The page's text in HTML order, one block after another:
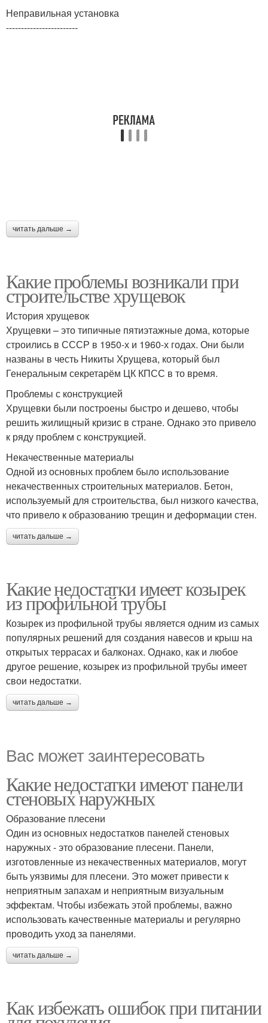
Неправильная установка
------------------------
читать дальше →
Какие проблемы возникали при
строительстве хрущевок
История хрущевок
Хрущевки – это типичные пятиэтажные дома, которые
строились в СССР в 1950-х и 1960-х годах. Они были
названы в честь Никиты Хрущева, который был
Генеральным секретарём ЦК КПСС в то время.
Проблемы с конструкцией
Хрущевки были построены быстро и дешево, чтобы
решить жилищный кризис в стране. Однако это привело
к ряду проблем с конструкцией.
Некачественные материалы
Одной из основных проблем было использование
некачественных строительных материалов. Бетон,
используемый для строительства, был низкого качества,
что привело к образованию трещин и деформации стен.
читать дальше →
Какие недостатки имеет козырек
из профильной трубы
Козырек из профильной трубы является одним из самых
популярных решений для создания навесов и крыш на
открытых террасах и балконах. Однако, как и любое
другое решение, козырек из профильной трубы имеет
свои недостатки.
читать дальше →
Вас может заинтересовать
Какие недостатки имеют панели
стеновых наружных
Образование плесени
Один из основных недостатков панелей стеновых
наружных - это образование плесени. Панели,
изготовленные из некачественных материалов, могут
быть уязвимы для плесени. Это может привести к
неприятным запахам и неприятным визуальным
эффектам. Чтобы избежать этой проблемы, важно
использовать качественные материалы и регулярно
проводить уход за панелями.
читать дальше →
Как избежать ошибок при питании